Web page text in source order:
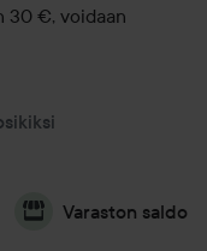
30 €, voidaan
Varaston saldo